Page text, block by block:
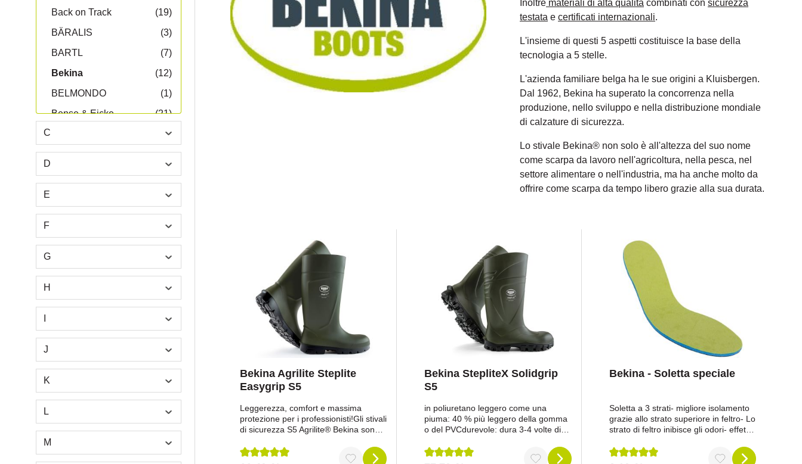
(19)
Back on Track
(3)
BÄRALIS
(7)
BARTL
(12)
Bekina
(1)
BELMONDO
(21)
Bense & Eicke
(5)
(1)
Bilsom
(1)
Blaze Wear
(1)
(8)
BLOCK BOND
(19)
Bruder
(1)
(12)
Bucas
C
D
E
F
G
H
J
K
L
M
Inoltre materiali di alta qualità combinati con sicurezza
testata e certificati internazionali.
L'insieme di questi 5 aspetti costituisce la base della
tecnologia a 5 stelle.
L'azienda familiare belga ha le sue origini a Kluisbergen.
Dal 1962, Bekina ha superato la concorrenza nella
produzione, nello sviluppo e nella distribuzione mondiale
di calzature di sicurezza.
Lo stivale Bekina® non solo è all'altezza del suo nome
come scarpa da lavoro nell'agricoltura, nella pesca, nel
settore alimentare o nell'industria, ma ha anche molto da
offrire come scarpa da tempo libero grazie alla sua durata.
Bekina Agrilite Steplite
Easygrip S5
Leggerezza, comfort e massima
protezione per i professionisti!Gli stivali
di sicurezza S5 Agrilite® Bekina sono
sicurezza, comfort e prestazioni nelle
vostre attività agricole. Grazie alla loro
Bekina StepliteX Solidgrip
S5
in poliuretano leggero come una
piuma: 40 % più leggero della gomma
o del PVCdurevole: dura 3-4 volte di
comfort: calzata extra larga e
altamaggiore sicurezza: puntale in
Bekina - Soletta speciale
Soletta a 3 strati- migliore isolamento
grazie allo strato superiore in feltro- Lo
strato di feltro inibisce gli odori- effetto
Suola gommata per una resistenza
ottimale allo scivolamento nello stivale-